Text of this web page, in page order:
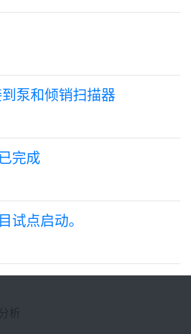
泵和倾销扫描器
完成
试点启动。
析